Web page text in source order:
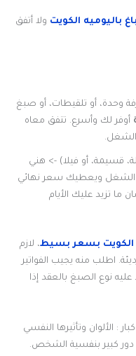
باليوميه الكويت ولا أتفق
وحدة، أو تلقيطات، أو صبغ
أوفر لك وأسرع. تتفق معاه
قسيمة، أو فيلا) -> هني
الشغل ويعطيك سعر نهائي
ما تزيد عليك الأيام
الكويت بسعر بسيط، لازم
اطلب منه يجيب الفواتير
عليه نوع الصبغ بالعقد إذا
: الألوان وتأثيرها النفسي
دور كبير بنفسية الشخص.